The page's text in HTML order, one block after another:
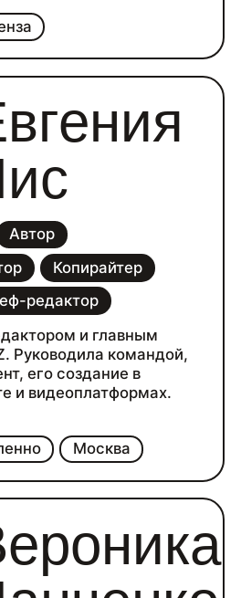
и вёл к нужному
вёрсткой слайдов и
или HTML.
текст или
легко читался и заходил
Москва
Автор
Копирайтер
редактор
и главным
Руководила командой,
его создание в
и видеоплатформах.